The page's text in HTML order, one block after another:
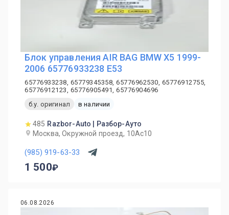
Блок управления AIR BAG BMW X5 1999-
2006 65776933238 E53
65776933238, 65779345358, 65776962530, 65776912755,
65776912123, 65776905491, 65776904696
б.у. оригинал
в наличии
485 Razbor-Auto | Разбор-Ауто
Москва, Окружной проезд, 10Ас10
(985) 919-63-33
1 500
06.08.2026